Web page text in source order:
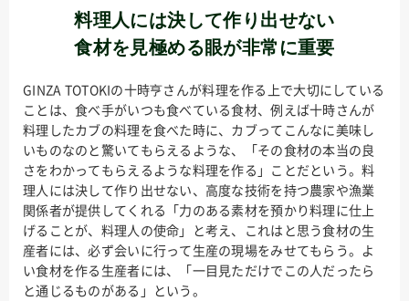
料理人には決して作り出せない
食材を見極める眼が非常に重要
GINZA TOTOKIの十時亨さんが料理を作る上で大切にしている
ことは、食べ手がいつも食べている食材、例えば十時さんが
料理したカブの料理を食べた時に、カブってこんなに美味し
いものなのと驚いてもらえるような、「その食材の本当の良
さをわかってもらえるような料理を作る」ことだという。料
理人には決して作り出せない、高度な技術を持つ農家や漁業
関係者が提供してくれる「力のある素材を預かり料理に仕上
げることが、料理人の使命」と考え、これはと思う食材の生
産者には、必ず会いに行って生産の現場をみせてもらう。よ
い食材を作る生産者には、「一目見ただけでこの人だったら
と通じるものがある」という。